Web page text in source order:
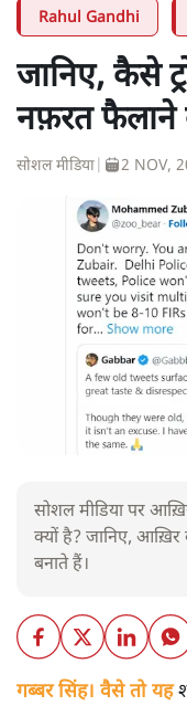
Rahul Gandhi
जानिए, कैसे
नफ़रत फैलाने
सोशल मीडिया 2 NOV,
सोशल मीडिया पर
क्यों है? जानिए, आख़िर
बनाते हैं।
गब्बर सिंह। वैसे तो यह